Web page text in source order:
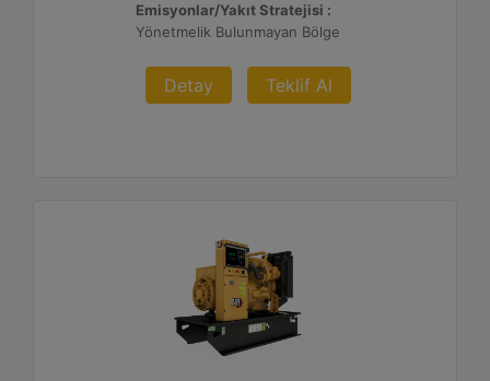
Emisyonlar/Yakıt Stratejisi :
Yönetmelik Bulunmayan Bölge
Detay Teklif Al